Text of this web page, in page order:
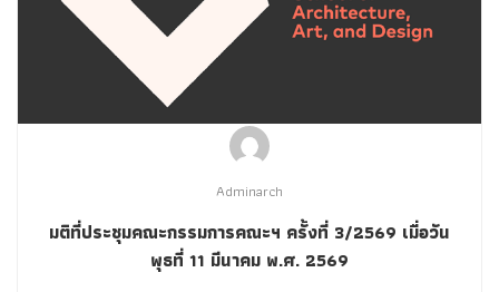
Adminarch
มติที่ประชุมคณะกรรมการคณะฯ ครั้งที่ 3/2569 เมื่อวัน
พุธที่ 11 มีนาคม พ.ศ. 2569